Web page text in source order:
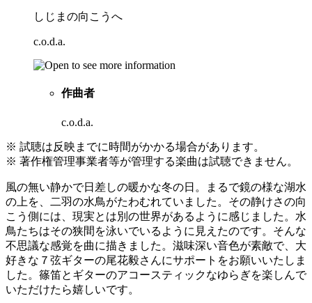
しじまの向こうへ
c.o.d.a.
作曲者
c.o.d.a.
※ 試聴は反映までに時間がかかる場合があります。
※ 著作権管理事業者等が管理する楽曲は試聴できません。
風の無い静かで日差しの暖かな冬の日。まるで鏡の様な湖水
の上を、二羽の水鳥がたわむれていました。その静けさの向
こう側には、現実とは別の世界があるように感じました。水
鳥たちはその狭間を泳いでいるように見えたのです。そんな
不思議な感覚を曲に描きました。滋味深い音色が素敵で、大
好きな７弦ギターの尾花毅さんにサポートをお願いいたしま
した。篠笛とギターのアコースティックなゆらぎを楽しんで
いただけたら嬉しいです。